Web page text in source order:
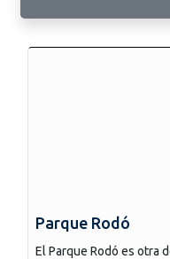
Parque Rodó
El Parque Rodó es otra